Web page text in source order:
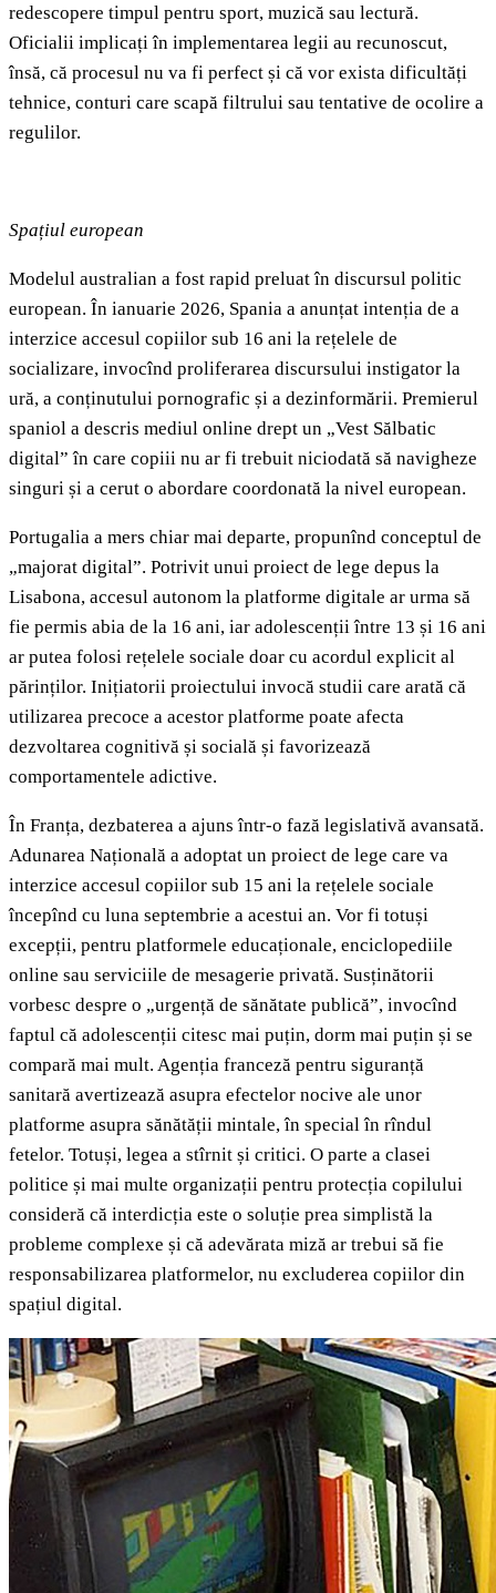
redescopere timpul pentru sport, muzică sau lectură.
Oficialii implicați în implementarea legii au recunoscut,
însă, că procesul nu va fi perfect și că vor exista dificultăți
tehnice, conturi care scapă filtrului sau tentative de ocolire a
regulilor.
Spațiul european
Modelul australian a fost rapid preluat în discursul politic
european. În ianuarie 2026, Spania a anunțat intenția de a
interzice accesul copiilor sub 16 ani la rețelele de
socializare, invocînd proliferarea discursului instigator la
ură, a conținutului pornografic și a dezinformării. Premierul
spaniol a descris mediul online drept un „Vest Sălbatic
digital” în care copiii nu ar fi trebuit niciodată să navigheze
singuri și a cerut o abordare coordonată la nivel european.
Portugalia a mers chiar mai departe, propunînd conceptul de
„majorat digital”. Potrivit unui proiect de lege depus la
Lisabona, accesul autonom la platforme digitale ar urma să
fie permis abia de la 16 ani, iar adolescenții între 13 și 16 ani
ar putea folosi rețelele sociale doar cu acordul explicit al
părinților. Inițiatorii proiectului invocă studii care arată că
utilizarea precoce a acestor platforme poate afecta
dezvoltarea cognitivă și socială și favorizează
comportamentele adictive.
În Franța, dezbaterea a ajuns într-o fază legislativă avansată.
Adunarea Națională a adoptat un proiect de lege care va
interzice accesul copiilor sub 15 ani la rețelele sociale
începînd cu luna septembrie a acestui an. Vor fi totuși
excepții, pentru platformele educaționale, enciclopediile
online sau serviciile de mesagerie privată. Susținătorii
vorbesc despre o „urgență de sănătate publică”, invocînd
faptul că adolescenții citesc mai puțin, dorm mai puțin și se
compară mai mult. Agenția franceză pentru siguranță
sanitară avertizează asupra efectelor nocive ale unor
platforme asupra sănătății mintale, în special în rîndul
fetelor. Totuși, legea a stîrnit și critici. O parte a clasei
politice și mai multe organizații pentru protecția copilului
consideră că interdicția este o soluție prea simplistă la
probleme complexe și că adevărata miză ar trebui să fie
responsabilizarea platformelor, nu excluderea copiilor din
spațiul digital.